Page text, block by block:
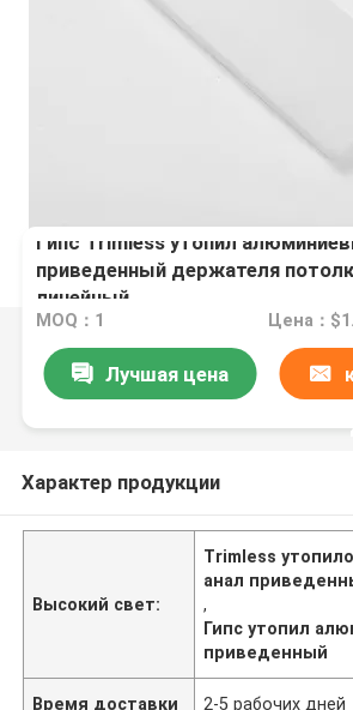
Гипс Trimless утопил
приведенный держателя
линейный
MOQ：1 Цена：
Лучшая цена
Характер продукции
Высокий свет:
Trimless
анал
,
Гипс утопил
приведенный
Время доставки 2-5 рабочих дней